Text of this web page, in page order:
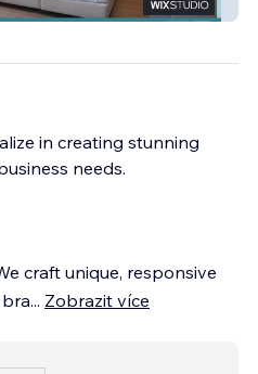
in creating stunning
needs.
craft unique, responsive
... Zobrazit více